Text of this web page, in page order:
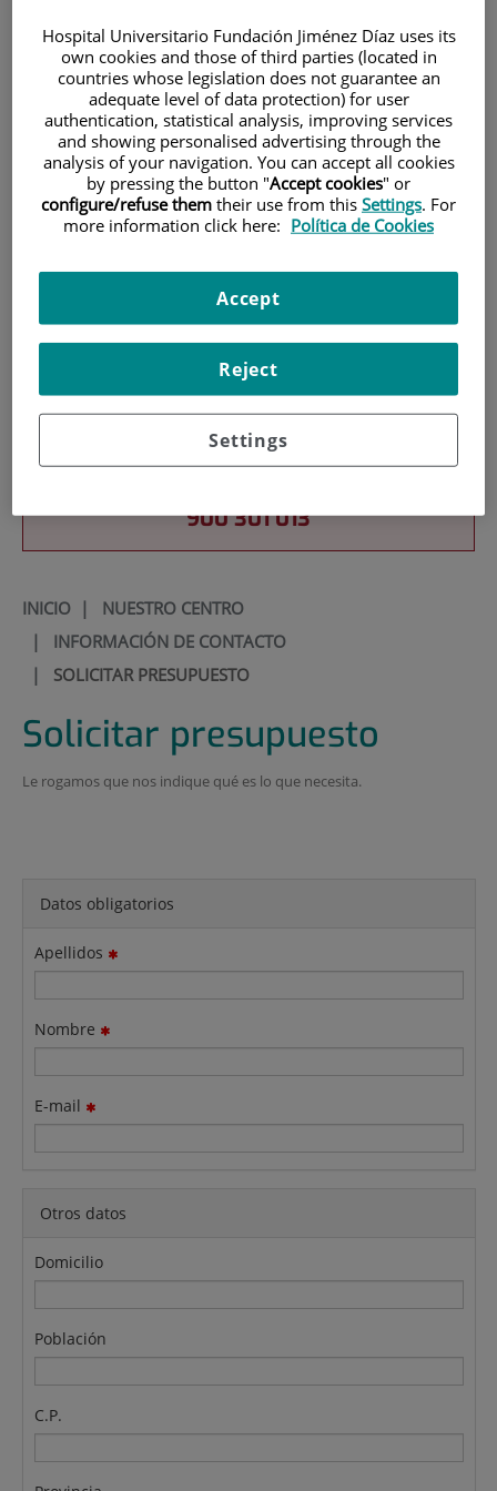
Investigación
900 301 013
INICIO| NUESTRO CENTRO
| INFORMACIÓN DE CONTACTO
| SOLICITAR PRESUPUESTO
Solicitar presupuesto
Le rogamos que nos indique qué es lo que necesita.
Datos obligatorios
Apellidos
Nombre
E-mail
Otros datos
Domicilio
Población
C.P.
Hospital Universitario Fundación Jiménez Díaz uses its
own cookies and those of third parties (located in
countries whose legislation does not guarantee an
adequate level of data protection) for user
authentication, statistical analysis, improving services
and showing personalised advertising through the
analysis of your navigation. You can accept all cookies
by pressing the button "Accept cookies" or
configure/refuse them their use from this Settings. For
more information click here: Política de Cookies
Settings
Reject
Accept